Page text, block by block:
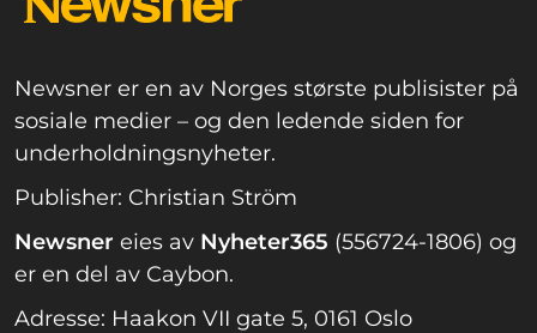
Newsner er en av Norges største publisister på
sosiale medier – og den ledende siden for
underholdningsnyheter.
Publisher: Christian Ström
Newsner eies av Nyheter365 (556724-1806) og
er en del av Caybon.
Adresse: Haakon VII gate 5, 0161 Oslo